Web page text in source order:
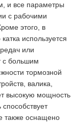
и все параметры
с рабочими
этого, в
используется
или
с большим
тормозной
валика,
высокую мощность
также оснащено